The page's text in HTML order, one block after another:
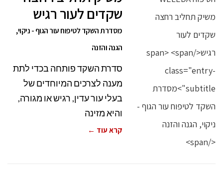
שקדים לעור רגיש
מסדרת השקד לטיפוח עור הגוף - ניקוי,
הגנה והזנה
סדרת השקד פותחה בכדי לתת
מענה לצרכים המיוחדים של
בעלי עור עדין, רגיש או מגורה,
והיא מזינה
קרא עוד ←